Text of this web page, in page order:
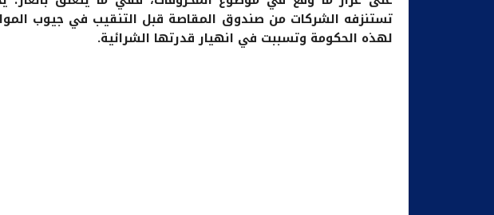
تستنزفه الشركات من صندوق المقاصة قبل التنقيب في جيوب
لهذه الحكومة وتسببت في انهيار قدرتها الشرائية.